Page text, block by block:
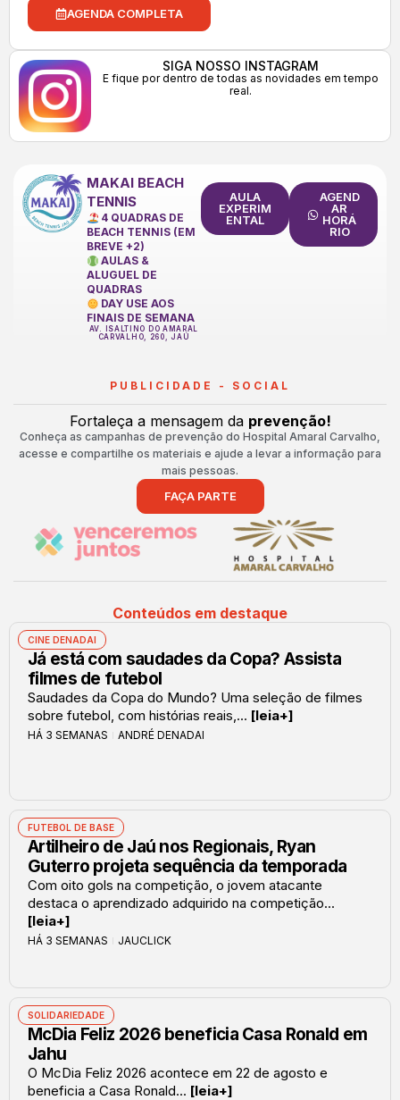
AGENDA COMPLETA
SIGA NOSSO INSTAGRAM
E fique por dentro de todas as novidades em tempo
real.
MAKAI BEACH
TENNIS
4 QUADRAS DE
BEACH TENNIS (EM
BREVE +2)
AULAS &
ALUGUEL DE
QUADRAS
DAY USE AOS
FINAIS DE SEMANA
AV. ISALTINO DO AMARAL
CARVALHO, 260, JAÚ
AULA
EXPERIM
ENTAL
AGEND
AR
HORÁ
RIO
PUBLICIDADE - SOCIAL
Fortaleça a mensagem da prevenção!
Conheça as campanhas de prevenção do Hospital Amaral Carvalho,
acesse e compartilhe os materiais e ajude a levar a informação para
mais pessoas.
FAÇA PARTE
Conteúdos em destaque
CINE DENADAI
Já está com saudades da Copa? Assista
filmes de futebol
Saudades da Copa do Mundo? Uma seleção de filmes
sobre futebol, com histórias reais,... [leia+]
HÁ 3 SEMANAS ANDRÉ DENADAI
FUTEBOL DE BASE
Artilheiro de Jaú nos Regionais, Ryan
Guterro projeta sequência da temporada
Com oito gols na competição, o jovem atacante
destaca o aprendizado adquirido na competição...
[leia+]
HÁ 3 SEMANAS JAUCLICK
SOLIDARIEDADE
McDia Feliz 2026 beneficia Casa Ronald em
Jahu
O McDia Feliz 2026 acontece em 22 de agosto e
beneficia a Casa Ronald... [leia+]